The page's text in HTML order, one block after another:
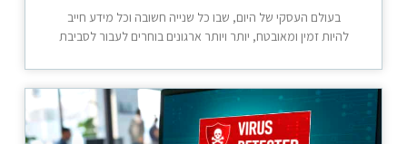
בעולם העסקי של היום, שבו כל שנייה חשובה וכל מידע חייב
להיות זמין ומאובטח, יותר ויותר ארגונים בוחרים לעבור לסביבת